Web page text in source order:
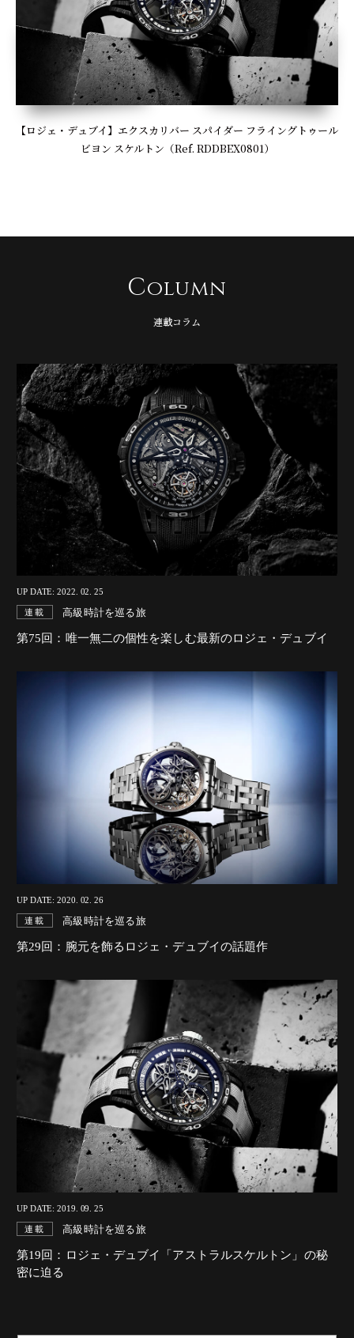
【ロジェ・デュブイ】エクスカリバー スパイダー フライングトゥール
ビヨン スケルトン（Ref. RDDBEX0801）
Column
連載コラム
UP DATE: 2022. 02. 25
連載 高級時計を巡る旅
第75回：唯一無二の個性を楽しむ最新のロジェ・デュブイ
UP DATE: 2020. 02. 26
連載 高級時計を巡る旅
第29回：腕元を飾るロジェ・デュブイの話題作
UP DATE: 2019. 09. 25
連載 高級時計を巡る旅
第19回：ロジェ・デュブイ「アストラルスケルトン」の秘
密に迫る